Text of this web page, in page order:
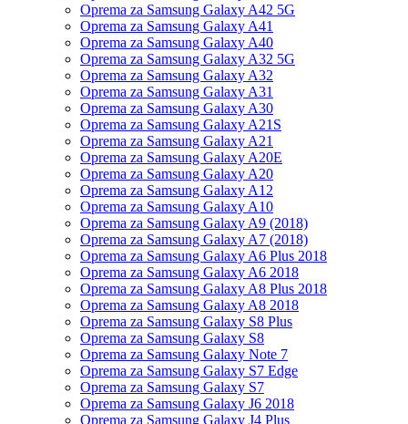
Oprema za Samsung Galaxy A42 5G
Oprema za Samsung Galaxy A41
Oprema za Samsung Galaxy A40
Oprema za Samsung Galaxy A32 5G
Oprema za Samsung Galaxy A32
Oprema za Samsung Galaxy A31
Oprema za Samsung Galaxy A30
Oprema za Samsung Galaxy A21S
Oprema za Samsung Galaxy A21
Oprema za Samsung Galaxy A20E
Oprema za Samsung Galaxy A20
Oprema za Samsung Galaxy A12
Oprema za Samsung Galaxy A10
Oprema za Samsung Galaxy A9 (2018)
Oprema za Samsung Galaxy A7 (2018)
Oprema za Samsung Galaxy A6 Plus 2018
Oprema za Samsung Galaxy A6 2018
Oprema za Samsung Galaxy A8 Plus 2018
Oprema za Samsung Galaxy A8 2018
Oprema za Samsung Galaxy S8 Plus
Oprema za Samsung Galaxy S8
Oprema za Samsung Galaxy Note 7
Oprema za Samsung Galaxy S7 Edge
Oprema za Samsung Galaxy S7
Oprema za Samsung Galaxy J6 2018
Oprema za Samsung Galaxy J4 Plus